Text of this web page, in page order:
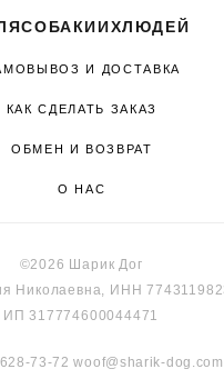
И ДОСТАВКА
КАК СДЕЛАТЬ ЗАКАЗ
ОБМЕН И ВОЗВРАТ
О НАС
©2026 Шарик Дог
Николаевна, ИНН
ИП 317774600044471
73-72 woof@sharik-dog.com